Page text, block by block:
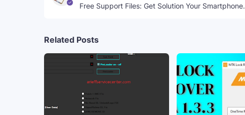
Free Support Files: Get Solution Your Smartphone.
Related Posts